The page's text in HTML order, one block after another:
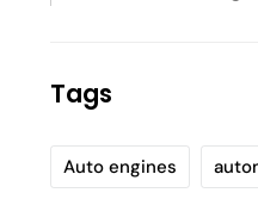
Tags
Auto engines